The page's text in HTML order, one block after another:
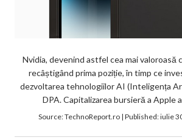
Nvidia, devenind astfel cea mai valoroasă
recâștigând prima poziție, în timp ce
dezvoltarea tehnologiilor AI (Inteligența
DPA. Capitalizarea bursieră a Apple a
Source:TechnoReport.ro| Published:iulie